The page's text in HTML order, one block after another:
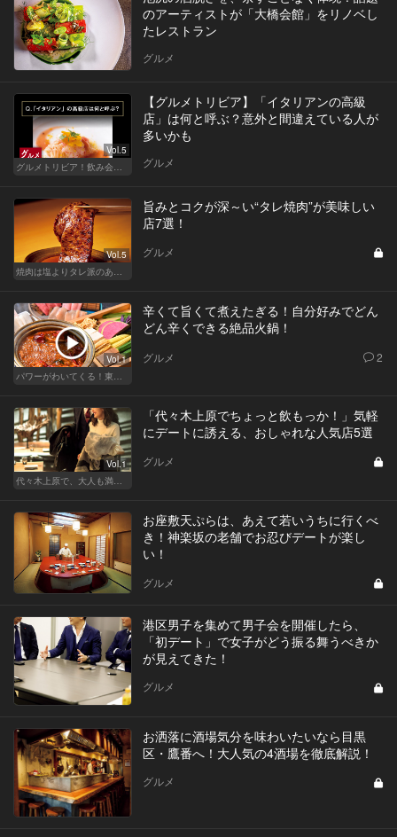
のアーティストが「大橋会館」をリノベし
たレストラン
グルメ
Vol.5
グルメトリビア！飲み会やデートで会話のネタになるQ＆A
【グルメトリビア】「イタリアンの高級
店」は何と呼ぶ？意外と間違えている人が
多いかも
グルメ
Vol.5
焼肉は塩よりタレ派のあなたへ！白米が欲しくなる！
旨みとコクが深～い“タレ焼肉”が美味しい
店7選！
グルメ
Vol.1
パワーがわいてくる！東京のおすすめ火鍋
辛くて旨くて煮えたぎる！自分好みでどん
どん辛くできる絶品火鍋！
グルメ 2
Vol.1
代々木上原で、大人も満足な“映える”デート
「代々木上原でちょっと飲もっか！」気軽
にデートに誘える、おしゃれな人気店5選
グルメ
お座敷天ぷらは、あえて若いうちに行くべ
き！神楽坂の老舗でお忍びデートが楽し
い！
グルメ
港区男子を集めて男子会を開催したら、
「初デート」で女子がどう振る舞うべきか
が見えてきた！
グルメ
お洒落に酒場気分を味わいたいなら目黒
区・鷹番へ！大人気の4酒場を徹底解説！
グルメ